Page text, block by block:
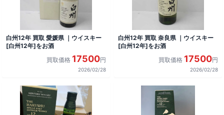
白州12年 買取 愛媛県 ｜ウイスキー
[白州12年]をお酒
買取価格 17500円
2026/02/28
白州12年 買取 奈良県 ｜ウイスキー
[白州12年]をお酒
買取価格 17500円
2026/02/28